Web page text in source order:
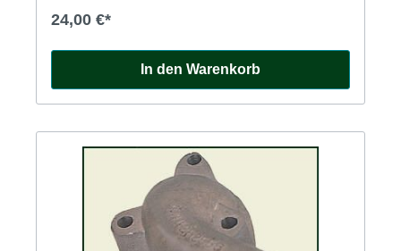
24,00 €*
In den Warenkorb